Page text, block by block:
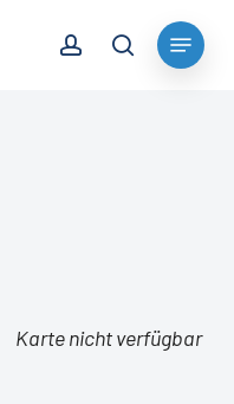
search
Menu
Karte nicht verfügbar
Close